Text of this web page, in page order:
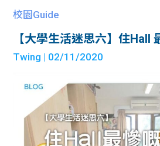
校園Guide
【大學生活迷思六】住Hall
Twing | 02/11/2020